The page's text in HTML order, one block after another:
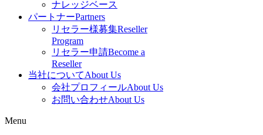
ナレッジベース
パートナーPartners
リセラー様募集Reseller
Program
リセラー申請Become a
Reseller
当社についてAbout Us
会社プロフィールAbout Us
お問い合わせAbout Us
Menu